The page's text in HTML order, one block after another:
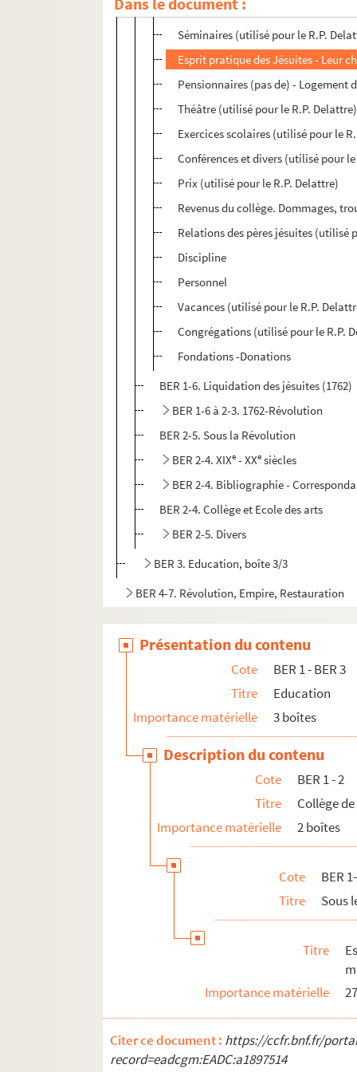
Classes de philosophie (4
Séminaires (utilisé pour le R.P.
Esprit pratique des Jésuites - Leur
Pensionnaires (pas de) - Logement
Théâtre (utilisé pour le R.P. Delattre)
Exercices scolaires (utilisé pour le
Conférences et divers (utilisé pour
Prix (utilisé pour le R.P. Delattre)
Revenus du collège. Dommages,
Relations des pères jésuites (utilisé
Discipline
Personnel
Vacances (utilisé pour le R.P.
Congrégations (utilisé pour le R.P.
Fondations -Donations
BER 1-6. Liquidation des jésuites (1762)
BER 1-6 à 2-3. 1762-Révolution
BER 2-5. Sous la Révolution
BER 2-4. XIXe - XXe siècles
BER 2-4. Bibliographie -
BER 2-4. Collège et Ecole des arts
BER 2-5. Divers
BER 3. Education, boîte 3/3
BER 4-7. Révolution, Empire, Restauration
BER 11. Divers
Présentation du contenu
Cote
BER 1 - BER 3
Titre
Education
Importance matérielle
3 boîtes
Description du contenu
Cote
BER 1 - 2
Titre
Collège
Importance matérielle
2 boîtes
Cote
BER
Titre
Sous
Titre
Importance matérielle
Citer ce document : https://ccfr.bnf.fr/
record=eadcgm:EADC:a1897514